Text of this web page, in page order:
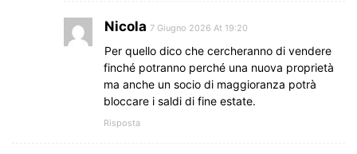
Nicola 7 Giugno 2026 At 19:20
Per quello dico che cercheranno di vendere
finché potranno perché una nuova proprietà
ma anche un socio di maggioranza potrà
bloccare i saldi di fine estate.
Risposta